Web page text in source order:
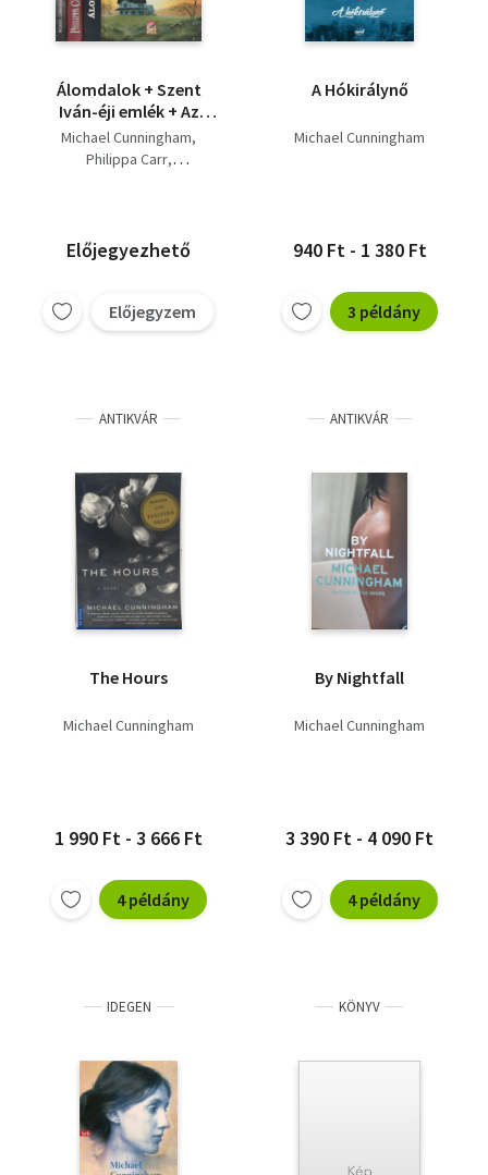
Álomdalok + Szent
Iván-éji emlék + Az
órák (3 db)
Michael Cunningham
Philippa Carr
Előjegyezhető
Előjegyzem
A Hókirálynő
Michael Cunningham
940 Ft - 1 380 Ft
3 példány
ANTIKVÁR
The Hours
Michael Cunningham
1 990 Ft - 3 666 Ft
4 példány
ANTIKVÁR
By Nightfall
Michael Cunningham
3 390 Ft - 4 090 Ft
4 példány
IDEGEN KÖNYV